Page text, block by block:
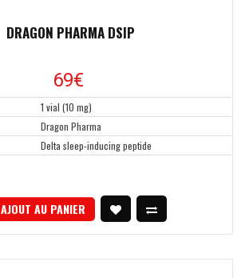
DRAGON PHARMA DSIP
69€
1 vial (10 mg)
Dragon Pharma
Delta sleep-inducing peptide
AJOUT AU PANIER